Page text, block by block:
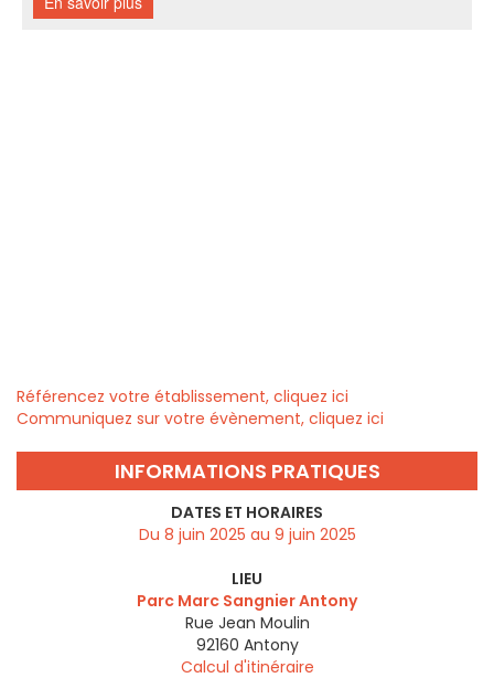
Référencez votre établissement, cliquez ici
Communiquez sur votre évènement, cliquez ici
INFORMATIONS PRATIQUES
DATES ET HORAIRES
Du 8 juin 2025 au 9 juin 2025
LIEU
Parc Marc Sangnier Antony
Rue Jean Moulin
92160 Antony
Calcul d'itinéraire